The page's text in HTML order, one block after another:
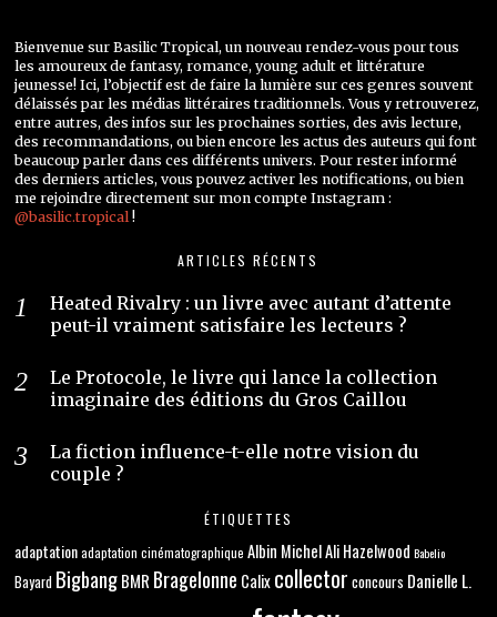
Bienvenue sur Basilic Tropical, un nouveau rendez-vous pour tous
les amoureux de fantasy, romance, young adult et littérature
jeunesse! Ici, l’objectif est de faire la lumière sur ces genres souvent
délaissés par les médias littéraires traditionnels. Vous y retrouverez,
entre autres, des infos sur les prochaines sorties, des avis lecture,
des recommandations, ou bien encore les actus des auteurs qui font
beaucoup parler dans ces différents univers. Pour rester informé
des derniers articles, vous pouvez activer les notifications, ou bien
me rejoindre directement sur mon compte Instagram :
@basilic.tropical !
ARTICLES RÉCENTS
Heated Rivalry : un livre avec autant d’attente
peut-il vraiment satisfaire les lecteurs ?
Le Protocole, le livre qui lance la collection
imaginaire des éditions du Gros Caillou
La fiction influence-t-elle notre vision du
couple ?
ÉTIQUETTES
adaptation adaptation cinématographique Albin MichelAli Hazelwood Babelio
Bayard BigbangBMR Bragelonne Calixcollector concours Danielle L.